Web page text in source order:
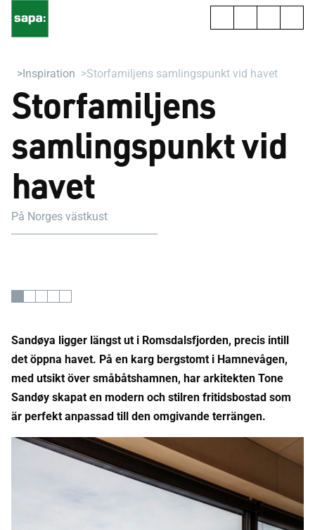
Inspiration Storfamiljens samlingspunkt vid havet
Storfamiljens
samlingspunkt vid
havet
På Norges västkust
Sandøya ligger längst ut i Romsdalsfjorden, precis intill
det öppna havet. På en karg bergstomt i Hamnevågen,
med utsikt över småbåtshamnen, har arkitekten Tone
Sandøy skapat en modern och stilren fritidsbostad som
är perfekt anpassad till den omgivande terrängen.